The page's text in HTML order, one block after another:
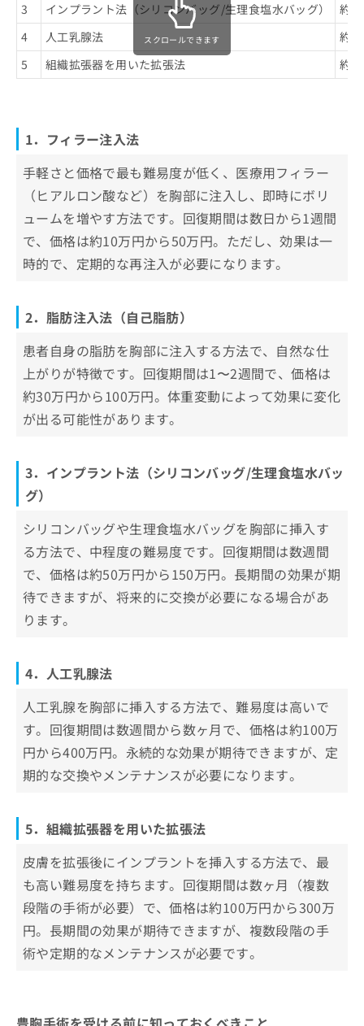
3
インプラント法（シリコンバッグ/生理食塩水バッグ）
約
4
人工乳腺法
約
5
組織拡張器を用いた拡張法 約
スクロールできます
1．フィラー注入法
手軽さと価格で最も難易度が低く、医療用フィラー
（ヒアルロン酸など）を胸部に注入し、即時にボリ
ュームを増やす方法です。回復期間は数日から1週間
で、価格は約10万円から50万円。ただし、効果は一
時的で、定期的な再注入が必要になります。
2．脂肪注入法（自己脂肪）
患者自身の脂肪を胸部に注入する方法で、自然な仕
上がりが特徴です。回復期間は1〜2週間で、価格は
約30万円から100万円。体重変動によって効果に変化
が出る可能性があります。
3．インプラント法（シリコンバッグ/生理食塩水バッ
グ）
シリコンバッグや生理食塩水バッグを胸部に挿入す
る方法で、中程度の難易度です。回復期間は数週間
で、価格は約50万円から150万円。長期間の効果が期
待できますが、将来的に交換が必要になる場合があ
ります。
4．人工乳腺法
人工乳腺を胸部に挿入する方法で、難易度は高いで
す。回復期間は数週間から数ヶ月で、価格は約100万
円から400万円。永続的な効果が期待できますが、定
期的な交換やメンテナンスが必要になります。
5．組織拡張器を用いた拡張法
皮膚を拡張後にインプラントを挿入する方法で、最
も高い難易度を持ちます。回復期間は数ヶ月（複数
段階の手術が必要）で、価格は約100万円から300万
円。長期間の効果が期待できますが、複数段階の手
術や定期的なメンテナンスが必要です。